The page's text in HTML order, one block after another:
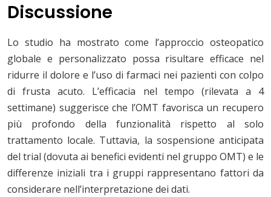
Discussione
Lo studio ha mostrato come l’approccio osteopatico
globale e personalizzato possa risultare efficace nel
ridurre il dolore e l’uso di farmaci nei pazienti con colpo
di frusta acuto. L’efficacia nel tempo (rilevata a 4
settimane) suggerisce che l’OMT favorisca un recupero
più profondo della funzionalità rispetto al solo
trattamento locale. Tuttavia, la sospensione anticipata
del trial (dovuta ai benefici evidenti nel gruppo OMT) e le
differenze iniziali tra i gruppi rappresentano fattori da
considerare nell’interpretazione dei dati.